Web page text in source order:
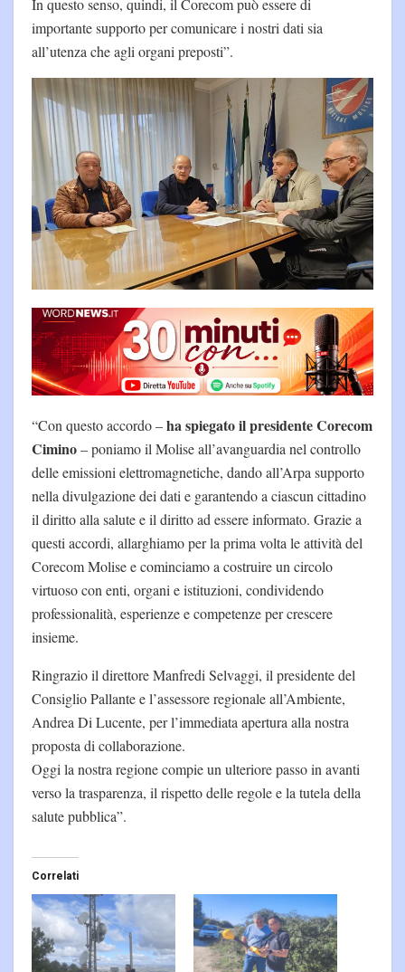
In questo senso, quindi, il Corecom può essere di
importante supporto per comunicare i nostri dati sia
all’utenza che agli organi preposti”.
“Con questo accordo –ha spiegato il presidente Corecom
Cimino– poniamo il Molise all’avanguardia nel controllo
delle emissioni elettromagnetiche, dando all’Arpa supporto
nella divulgazione dei dati e garantendo a ciascun cittadino
il diritto alla salute e il diritto ad essere informato. Grazie a
questi accordi, allarghiamo per la prima volta le attività del
Corecom Molise e cominciamo a costruire un circolo
virtuoso con enti, organi e istituzioni, condividendo
professionalità, esperienze e competenze per crescere
insieme.
Ringrazio il direttore Manfredi Selvaggi, il presidente del
Consiglio Pallante e l’assessore regionale all’Ambiente,
Andrea Di Lucente, per l’immediata apertura alla nostra
proposta di collaborazione.
Oggi la nostra regione compie un ulteriore passo in avanti
verso la trasparenza, il rispetto delle regole e la tutela della
salute pubblica”.
Correlati